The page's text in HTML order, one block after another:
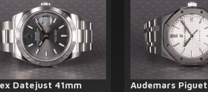
Datejust 41mm Audemars